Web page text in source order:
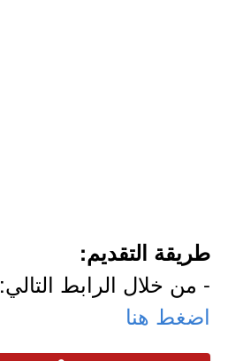
طريقة التقديم:
- من خلال الرابط التالي:
اضغط هنا